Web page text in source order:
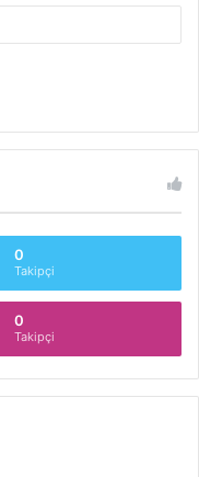
0
Takipçi
0
Takipçi